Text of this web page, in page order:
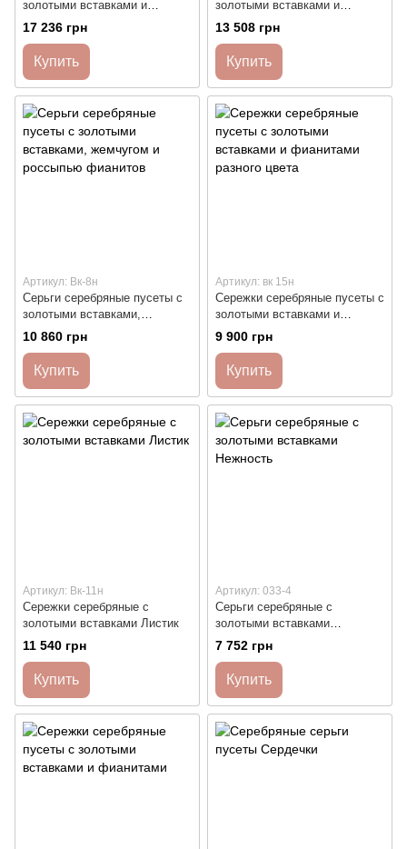
золотыми вставками и
фианитами
17 236 грн
Купить
золотыми вставками и
россыпью фианитов
13 508 грн
Купить
Артикул: Вк-8н
Серьги серебряные пусеты с
золотыми вставками,
жемчугом и россыпью
фианитов
10 860 грн
Купить
Артикул: вк 15н
Сережки серебряные пусеты с
золотыми вставками и
фианитами разного цвета
9 900 грн
Купить
Артикул: Вк-11н
Сережки серебряные с
золотыми вставками Листик
11 540 грн
Купить
Артикул: 033-4
Серьги серебряные с
золотыми вставками
Нежность
7 752 грн
Купить